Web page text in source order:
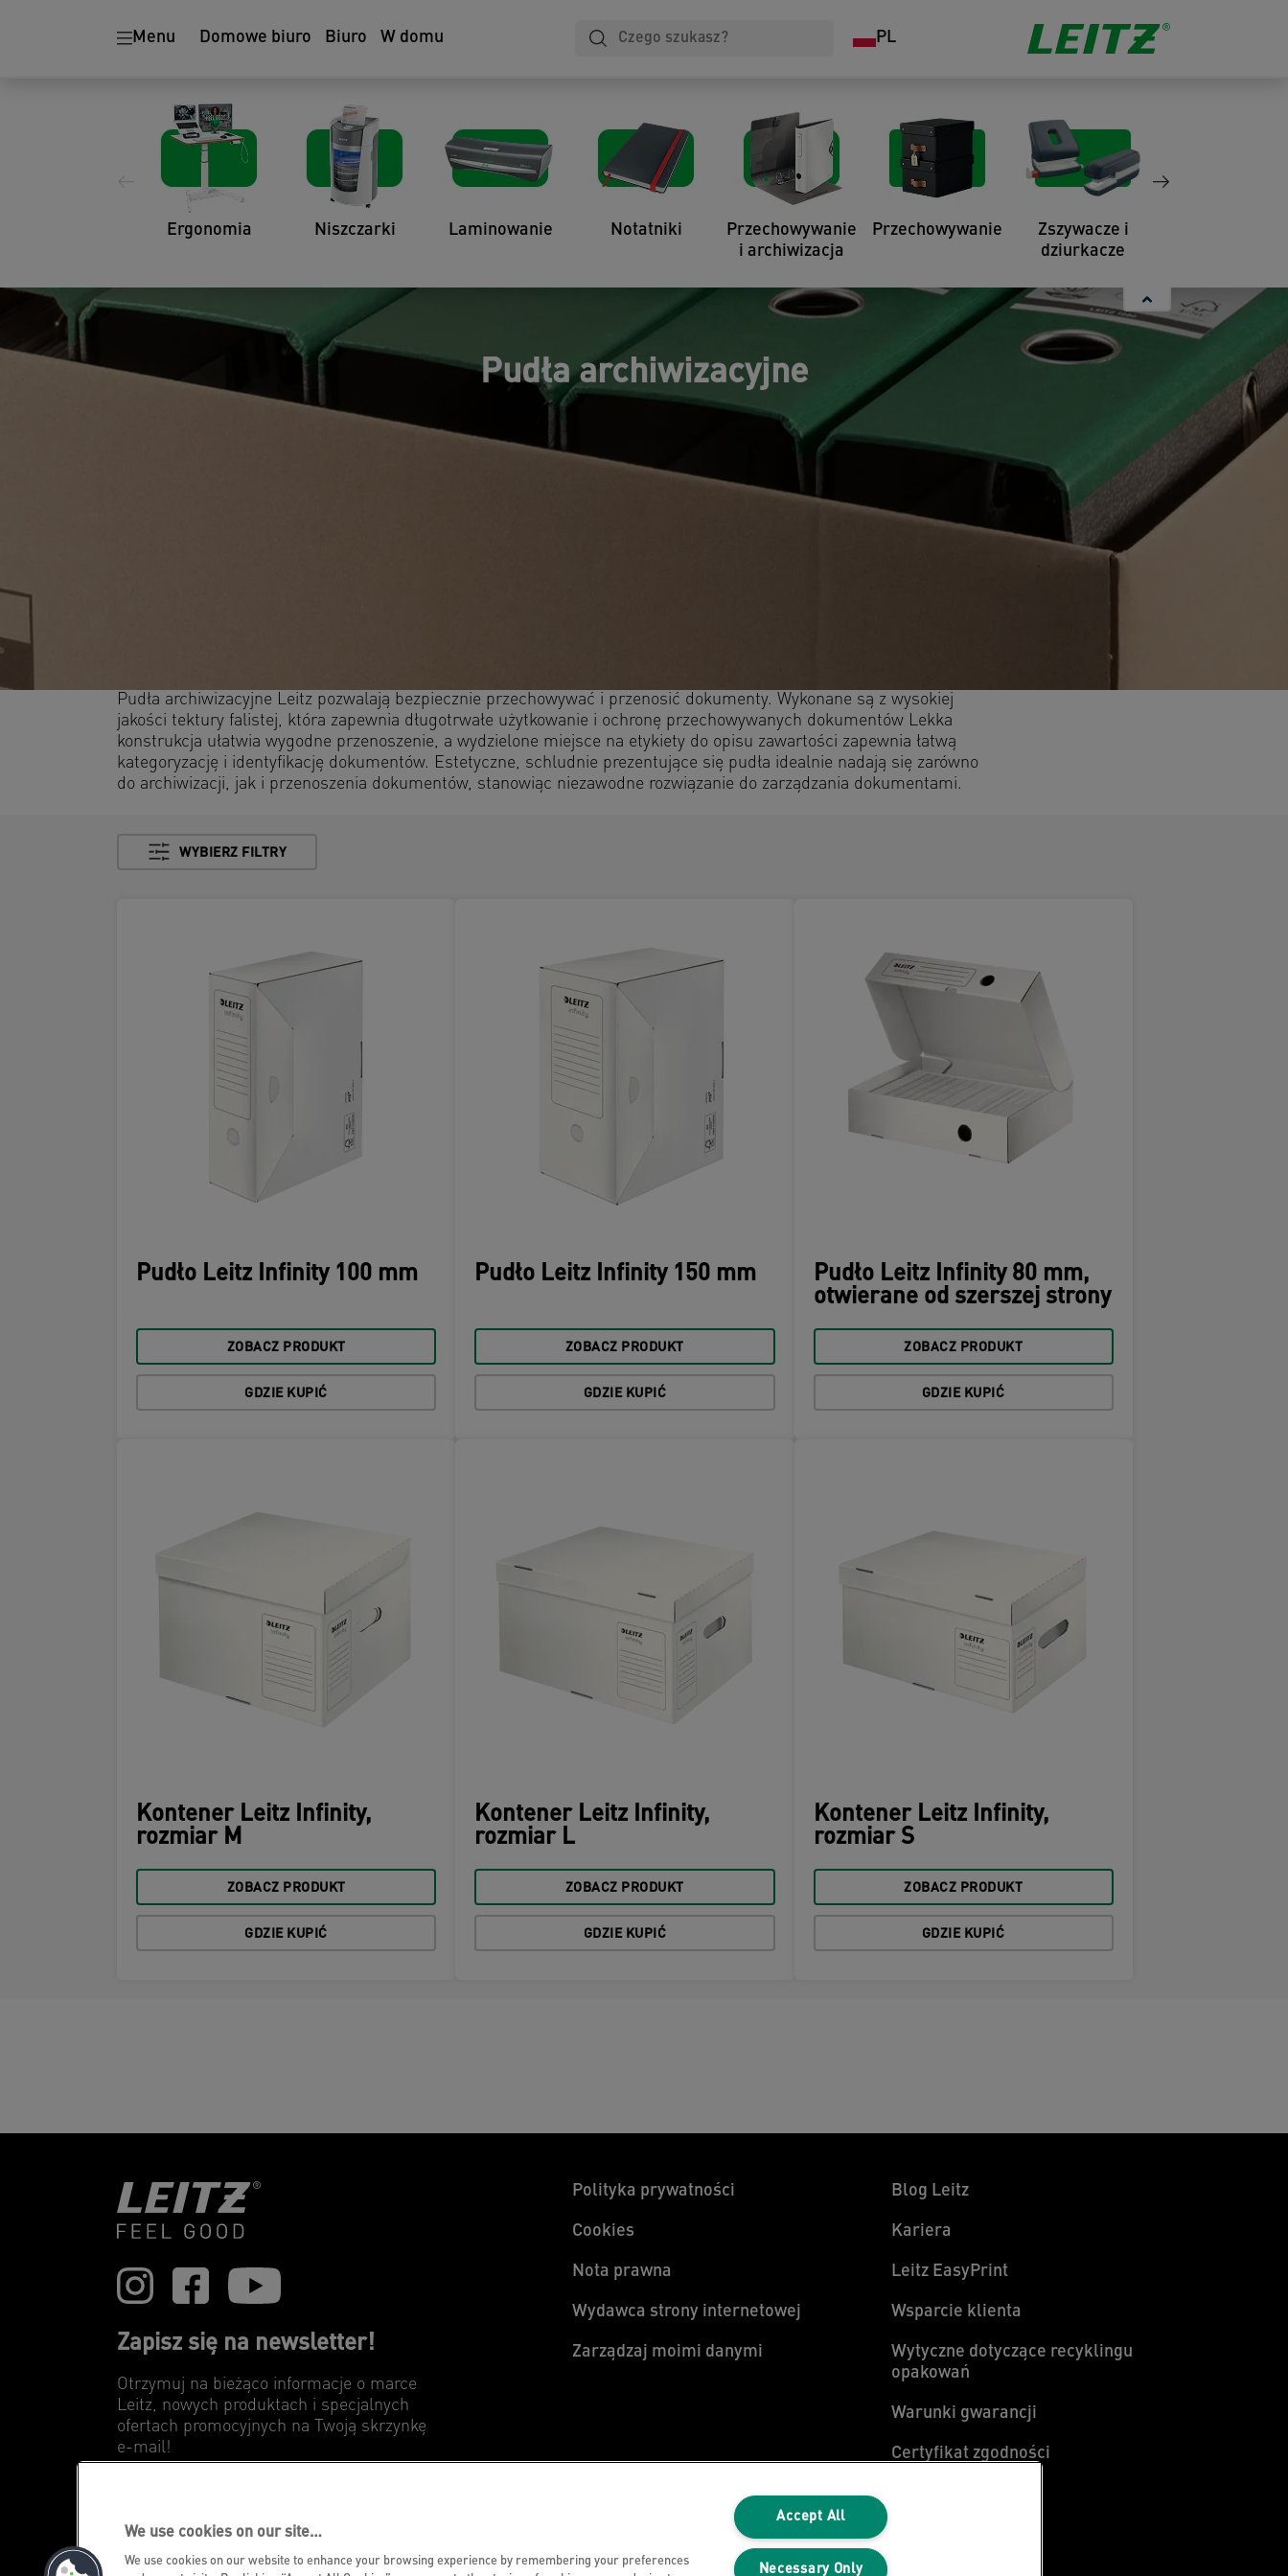
Menu Domowe biuro Biuro W domu PL
Ergonomia Niszczarki Laminowanie Notatniki
Przechowywanie
i archiwizacja
Przechowywanie
Zszywacze i
dziurkacze
Pudła archiwizacyjne
Pudła archiwizacyjne Leitz pozwalają bezpiecznie przechowywać i przenosić dokumenty. Wykonane są z wysokiej
jakości tektury falistej, która zapewnia długotrwałe użytkowanie i ochronę przechowywanych dokumentów Lekka
konstrukcja ułatwia wygodne przenoszenie, a wydzielone miejsce na etykiety do opisu zawartości zapewnia łatwą
kategoryzację i identyfikację dokumentów. Estetyczne, schludnie prezentujące się pudła idealnie nadają się zarówno
do archiwizacji, jak i przenoszenia dokumentów, stanowiąc niezawodne rozwiązanie do zarządzania dokumentami.
WYBIERZ FILTRY
Pudło Leitz Infinity 100 mm
ZOBACZ PRODUKT
GDZIE KUPIĆ
Pudło Leitz Infinity 150 mm
ZOBACZ PRODUKT
GDZIE KUPIĆ
Pudło Leitz Infinity 80 mm,
otwierane od szerszej strony
ZOBACZ PRODUKT
GDZIE KUPIĆ
Kontener Leitz Infinity,
rozmiar M
ZOBACZ PRODUKT
GDZIE KUPIĆ
Kontener Leitz Infinity,
rozmiar L
ZOBACZ PRODUKT
GDZIE KUPIĆ
Kontener Leitz Infinity,
rozmiar S
ZOBACZ PRODUKT
GDZIE KUPIĆ
Zapisz się na newsletter!
Otrzymuj na bieżąco informacje o marce
Leitz, nowych produktach i specjalnych
ofertach promocyjnych na Twoją skrzynkę
e-mail!
Polityka prywatności
Cookies
Nota prawna
Wydawca strony internetowej
Zarządzaj moimi danymi
Blog Leitz
Kariera
Leitz EasyPrint
Wsparcie klienta
Wytyczne dotyczące recyklingu
opakowań
Warunki gwarancji
Certyfikat zgodności
We use cookies on our site…
We use cookies on our website to enhance your browsing experience by remembering your preferences
Accept All
Necessary Only